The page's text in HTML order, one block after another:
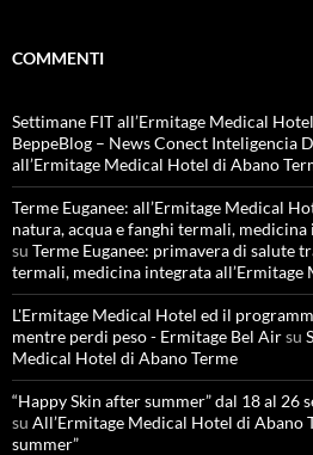
COMMENTI
Settimane FIT all’Ermitage Medical
BeppeBlog – News Conect Inteligencia
all’Ermitage Medical Hotel di Abano
Terme Euganee: all’Ermitage Medical
natura, acqua e fanghi termali,
su Terme Euganee: primavera di salute
termali, medicina integrata all’Ermitage
L'Ermitage Medical Hotel ed il
mentre perdi peso - Ermitage Bel Airsu
Medical Hotel di Abano Terme
“Happy Skin after summer” dal 18 al 26
su All’Ermitage Medical Hotel di Abano
summer”